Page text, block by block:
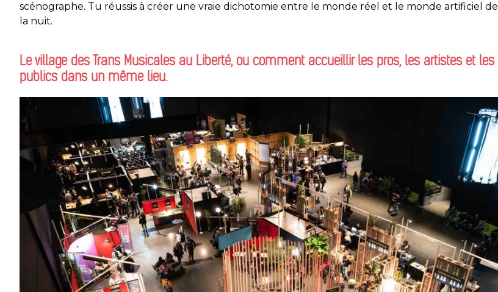
scénographe. Tu réussis à créer une vraie dichotomie entre le monde réel et le monde artificiel de
la nuit.
Le village des Trans Musicales au Liberté, ou comment accueillir les pros, les artistes et les
publics dans un même lieu.